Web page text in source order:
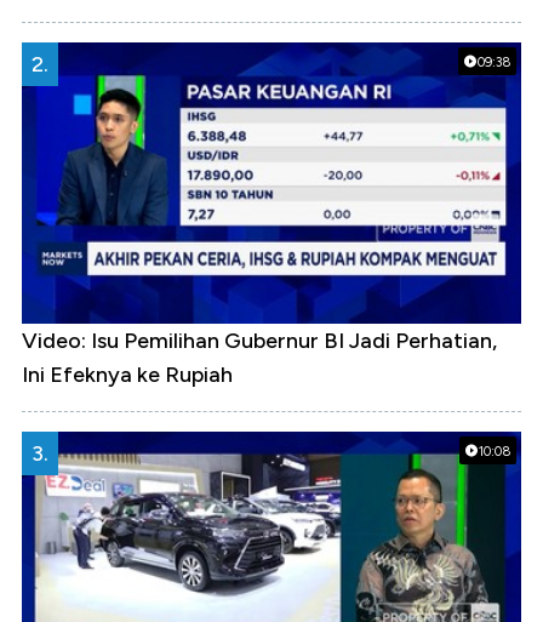
09:38
2.
Video: Isu Pemilihan Gubernur BI Jadi Perhatian,
Ini Efeknya ke Rupiah
10:08
3.